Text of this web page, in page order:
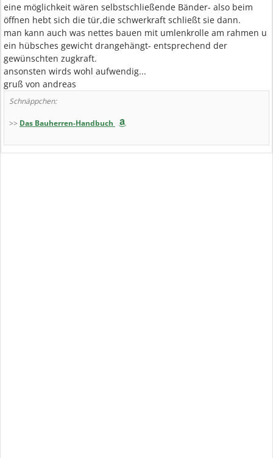
eine möglichkeit wären selbstschließende Bänder- also beim
öffnen hebt sich die tür,die schwerkraft schließt sie dann.
man kann auch was nettes bauen mit umlenkrolle am rahmen u
ein hübsches gewicht drangehängt- entsprechend der
gewünschten zugkraft.
ansonsten wirds wohl aufwendig...
gruß von andreas
Schnäppchen:
>> Das Bauherren-Handbuch